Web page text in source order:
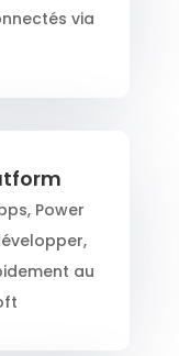
via
Power
au